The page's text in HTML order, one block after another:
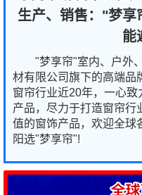
生产、销售："梦享
能
"梦享帘"室内、户外
材有限公司旗下的高端品
窗帘行业近20年，一心
产品，尽力于打造窗帘行
值的窗饰产品，欢迎全球
阳选"梦享帘"!